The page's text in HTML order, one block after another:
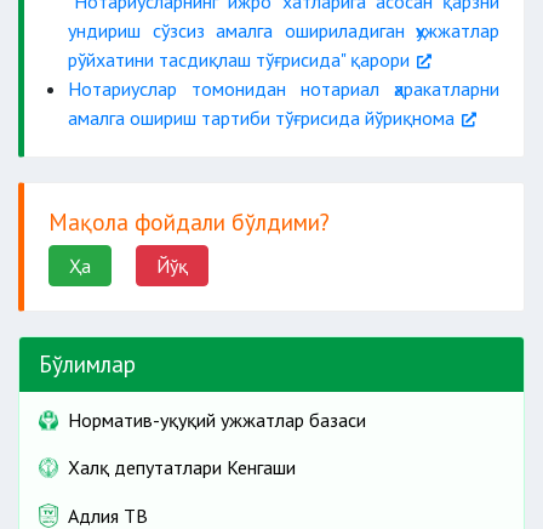
ундириш сўзсиз амалга ошириладиган ҳужжатлар
рўйхатини тасдиқлаш тўғрисида" қарори
Нотариуслар томонидан нотариал ҳаракатларни
амалга ошириш тартиби тўғрисида йўриқнома
Мақола фойдали бўлдими?
Ҳа Йўқ
Бўлимлар
Норматив-ҳуқуқий ҳужжатлар базаси
Халқ депутатлари Кенгаши
Адлия ТВ